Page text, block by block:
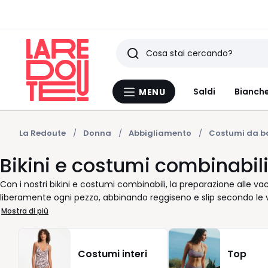
Menu
MENU Saldi
Ricerca
Ultimi
articoli
visti
La Redoute Donna Abbigliamento Costumi da
Bikini e costumi combinabili
Con i nostri bikini e costumi combinabili, la preparazione alle
liberamente ogni pezzo, abbinando reggiseno e slip secondo
fasce vi permettono di comporre il costume perfetto per il
che seguono i movimenti con leggerezza. Potete creare la
sperimentando colori, taglie e proporzioni fino a trovare il mix
sostenuta o uno slip dalle linee classiche, la nostra selezione
Mostra di più
Costumi interi Top